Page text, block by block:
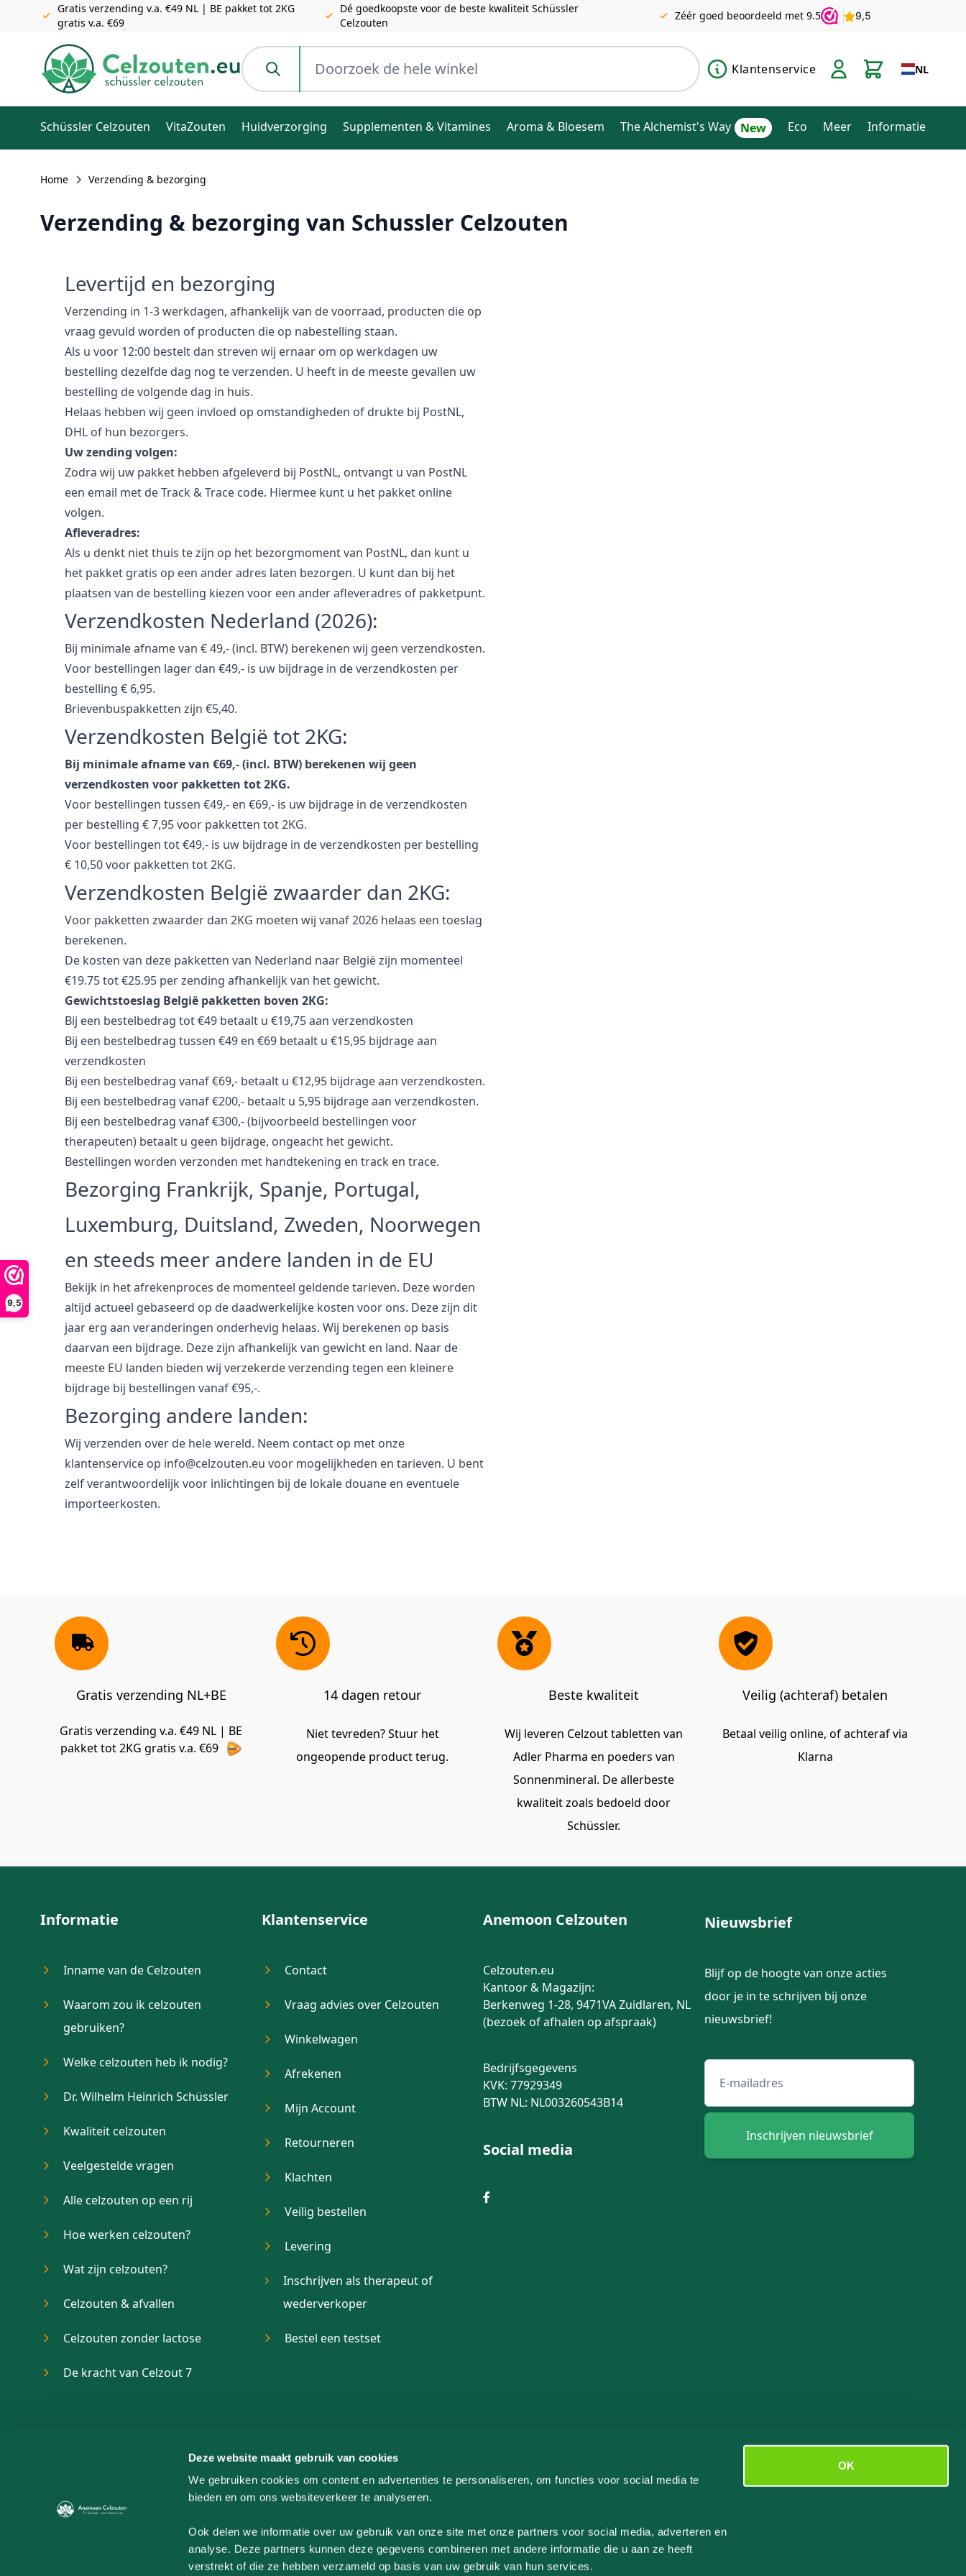
9,5
Deze website maakt gebruik van cookies
We gebruiken cookies om content en advertenties te personaliseren, om functies voor social media te
bieden en om ons websiteverkeer te analyseren.
Ook delen we informatie over uw gebruik van onze site met onze partners voor social media, adverteren en
analyse. Deze partners kunnen deze gegevens combineren met andere informatie die u aan ze heeft
verstrekt of die ze hebben verzameld op basis van uw gebruik van hun services.
OK
Gratis verzending v.a. €49 NL | BE pakket tot 2KG
gratis v.a. €69
Dé goedkoopste voor de beste kwaliteit Schüssler
Celzouten
Zéér goed beoordeeld met 9.5
Doorzoek de hele winkel
Klantenservice
NL
Schüssler Celzouten VitaZouten Huidverzorging Supplementen & Vitamines Aroma & Bloesem The Alchemist's Way Eco Meer Informatie
Home Verzending & bezorging
Verzending & bezorging van Schussler Celzouten
Levertijd en bezorging
Verzending in 1-3 werkdagen, afhankelijk van de voorraad, producten die op
vraag gevuld worden of producten die op nabestelling staan.
Als u voor 12:00 bestelt dan streven wij ernaar om op werkdagen uw
bestelling dezelfde dag nog te verzenden. U heeft in de meeste gevallen uw
bestelling de volgende dag in huis.
Helaas hebben wij geen invloed op omstandigheden of drukte bij PostNL,
DHL of hun bezorgers.
Uw zending volgen:
Zodra wij uw pakket hebben afgeleverd bij PostNL, ontvangt u van PostNL
een email met de Track & Trace code. Hiermee kunt u het pakket online
volgen.
Afleveradres:
Als u denkt niet thuis te zijn op het bezorgmoment van PostNL, dan kunt u
het pakket gratis op een ander adres laten bezorgen. U kunt dan bij het
plaatsen van de bestelling kiezen voor een ander afleveradres of pakketpunt.
Verzendkosten Nederland (2026):
Bij minimale afname van € 49,- (incl. BTW) berekenen wij geen verzendkosten.
Voor bestellingen lager dan €49,- is uw bijdrage in de verzendkosten per
bestelling € 6,95.
Brievenbuspakketten zijn €5,40.
Verzendkosten België tot 2KG:
Bij minimale afname van €69,- (incl. BTW) berekenen wij geen
verzendkosten voor pakketten tot 2KG.
Voor bestellingen tussen €49,- en €69,- is uw bijdrage in de verzendkosten
per bestelling € 7,95 voor pakketten tot 2KG.
Voor bestellingen tot €49,- is uw bijdrage in de verzendkosten per bestelling
€ 10,50 voor pakketten tot 2KG.
Verzendkosten België zwaarder dan 2KG:
Voor pakketten zwaarder dan 2KG moeten wij vanaf 2026 helaas een toeslag
berekenen.
De kosten van deze pakketten van Nederland naar België zijn momenteel
€19.75 tot €25.95 per zending afhankelijk van het gewicht.
Gewichtstoeslag België pakketten boven 2KG:
Bij een bestelbedrag tot €49 betaalt u €19,75 aan verzendkosten
Bij een bestelbedrag tussen €49 en €69 betaalt u €15,95 bijdrage aan
verzendkosten
Bij een bestelbedrag vanaf €69,- betaalt u €12,95 bijdrage aan verzendkosten.
Bij een bestelbedrag vanaf €200,- betaalt u 5,95 bijdrage aan verzendkosten.
Bij een bestelbedrag vanaf €300,- (bijvoorbeeld bestellingen voor
therapeuten) betaalt u geen bijdrage, ongeacht het gewicht.
Bestellingen worden verzonden met handtekening en track en trace.
Bezorging Frankrijk, Spanje, Portugal,
Luxemburg, Duitsland, Zweden, Noorwegen
en steeds meer andere landen in de EU
Bekijk in het afrekenproces de momenteel geldende tarieven. Deze worden
altijd actueel gebaseerd op de daadwerkelijke kosten voor ons. Deze zijn dit
jaar erg aan veranderingen onderhevig helaas. Wij berekenen op basis
daarvan een bijdrage. Deze zijn afhankelijk van gewicht en land. Naar de
meeste EU landen bieden wij verzekerde verzending tegen een kleinere
bijdrage bij bestellingen vanaf €95,-.
Bezorging andere landen:
Wij verzenden over de hele wereld. Neem contact op met onze
klantenservice op info@celzouten.eu voor mogelijkheden en tarieven. U bent
zelf verantwoordelijk voor inlichtingen bij de lokale douane en eventuele
importeerkosten.
Gratis verzending NL+BE
Gratis verzending v.a. €49 NL | BE
pakket tot 2KG gratis v.a. €69
14 dagen retour
Niet tevreden? Stuur het
ongeopende product terug.
Beste kwaliteit
Wij leveren Celzout tabletten van
Adler Pharma en poeders van
Sonnenmineral. De allerbeste
kwaliteit zoals bedoeld door
Schüssler.
Veilig (achteraf) betalen
Betaal veilig online, of achteraf via
Klarna
Informatie
Inname van de Celzouten
Waarom zou ik celzouten
gebruiken?
Welke celzouten heb ik nodig?
Dr. Wilhelm Heinrich Schüssler
Kwaliteit celzouten
Veelgestelde vragen
Alle celzouten op een rij
Hoe werken celzouten?
Wat zijn celzouten?
Celzouten & afvallen
Celzouten zonder lactose
De kracht van Celzout 7
Klantenservice
Contact
Vraag advies over Celzouten
Winkelwagen
Afrekenen
Mijn Account
Retourneren
Klachten
Veilig bestellen
Levering
Inschrijven als therapeut of
wederverkoper
Bestel een testset
Anemoon Celzouten
Celzouten.eu
Kantoor & Magazijn:
Berkenweg 1-28, 9471VA Zuidlaren, NL
(bezoek of afhalen op afspraak)
Bedrijfsgegevens
KVK: 77929349
BTW NL: NL003260543B14
Social media
Nieuwsbrief
Blijf op de hoogte van onze acties
door je in te schrijven bij onze
nieuwsbrief!
Email adres
Inschrijven nieuwsbrief
Privacyverklaring Algemene voorwaarden